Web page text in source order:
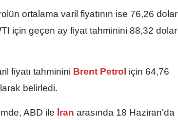
ortalama varil fiyatının ise 76,26 dolar
için geçen ay fiyat tahminini 88,32 dolar
fiyatı tahminini Brent Petrol için 64,76
belirledi.
ABD ile İran arasında 18 Haziran'da